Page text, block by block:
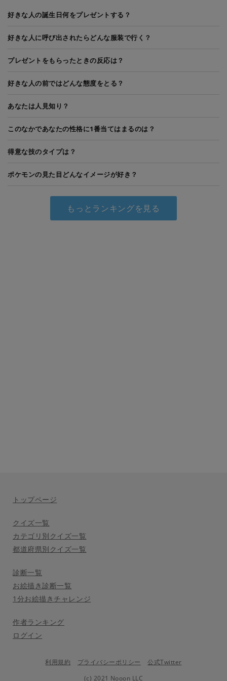
好きな人の誕生日何をプレゼントする？
好きな人に呼び出されたらどんな服装で行く？
プレゼントをもらったときの反応は？
好きな人の前ではどんな態度をとる？
あなたは人見知り？
このなかであなたの性格に1番当てはまるのは？
得意な技のタイプは？
ポケモンの見た目どんなイメージが好き？
もっとランキングを見る
トップページ
クイズ一覧
カテゴリ別クイズ一覧
都道府県別クイズ一覧
診断一覧
お絵描き診断一覧
1分お絵描きチャレンジ
作者ランキング
ログイン
利用規約 プライバシーポリシー
公式Twitter
(c) 2021 Nooon LLC